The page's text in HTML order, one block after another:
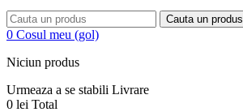
Cauta un produs
0 Cosul meu (gol)
Niciun produs
Urmeaza a se stabili Livrare
0 lei Total